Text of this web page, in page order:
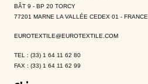
BÂT 9 - BP 20 TORCY
77201 MARNE LA VALLÉE CEDEX 01 - FRANCE
EUROTEXTILE@EUROTEXTILE.COM
TEL : (33) 1 64 11 62 80
FAX : (33) 1 64 11 62 99